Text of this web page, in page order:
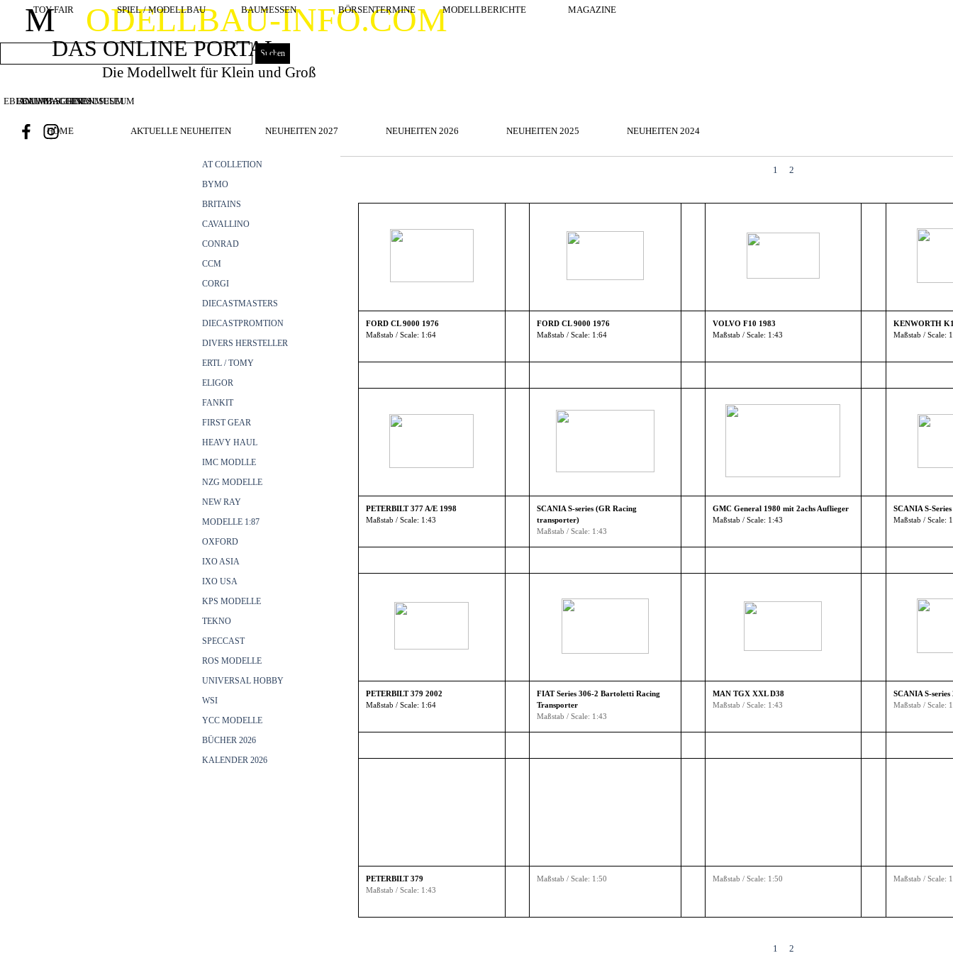
Direkt zum SeiteninhaltODELLBAU-INFO.COM
M
TOY FAIR SPIEL / MODELLBAU BAUMESSEN BÖRSENTERMINE ▼
MODELLBERICHTE MAGAZINE
DAS ONLINE PORTAL
Suchen
Die Modellwelt für Klein und Groß
BOUWMACHINES
BAUMASCHINENMUSEUM
EBIANUMBAGGERMUSEUM
HOME AKTUELLE NEUHEITEN NEUHEITEN 2027 ▼
NEUHEITEN 2026 ▼
NEUHEITEN 2025 ▼
NEUHEITEN 2024
AT COLLETION
BYMO
BRITAINS
CAVALLINO
CONRAD
CCM
CORGI
DIECASTMASTERS
DIECASTPROMTION
DIVERS HERSTELLER
ERTL / TOMY
ELIGOR
FANKIT
FIRST GEAR
HEAVY HAUL
IMC MODLLE
NZG MODELLE
NEW RAY
MODELLE 1:87
OXFORD
IXO ASIA
IXO USA
KPS MODELLE
TEKNO
SPECCAST
ROS MODELLE
UNIVERSAL HOBBY
WSI
YCC MODELLE
BÜCHER 2026
KALENDER 2026
1 2
FORD CL 9000 1976
Maßstab / Scale: 1:64
FORD CL 9000 1976
Maßstab / Scale: 1:64
VOLVO F10 1983
Maßstab / Scale: 1:43
KENWORTH
Maßstab / Scale:
PETERBILT 377 A/E 1998
Maßstab / Scale: 1:43
SCANIA S-series (GR Racing
transporter)
Maßstab / Scale: 1:43
GMC General 1980 mit 2achs Auflieger
Maßstab / Scale: 1:43
SCANIA S-
Maßstab / Scale:
PETERBILT 379 2002
Maßstab / Scale: 1:64
FIAT Series 306-2 Bartoletti Racing
Transporter
Maßstab / Scale: 1:43
MAN TGX XXL D38
Maßstab / Scale: 1:43
SCANIA S-series
Maßstab / Scale:
PETERBILT 379
Maßstab / Scale: 1:43
Maßstab / Scale: 1:50 Maßstab / Scale: 1:50 Maßstab / Scale:
1 2